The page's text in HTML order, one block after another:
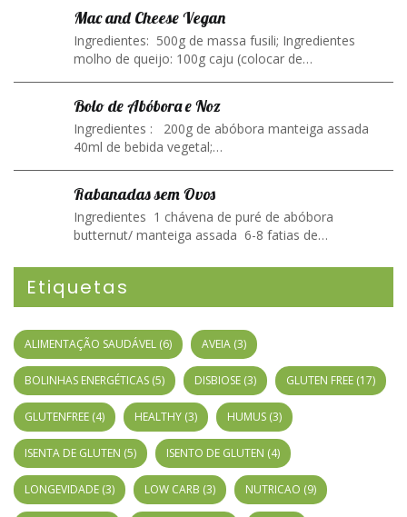
Mac and Cheese Vegan
Ingredientes: 500g de massa fusili; Ingredientes
molho de queijo: 100g caju (colocar de…
Bolo de Abóbora e Noz
Ingredientes : 200g de abóbora manteiga assada
40ml de bebida vegetal;…
Rabanadas sem Ovos
Ingredientes 1 chávena de puré de abóbora
butternut/ manteiga assada 6-8 fatias de…
Etiquetas
ALIMENTAÇÃO SAUDÁVEL (6) AVEIA (3)
BOLINHAS ENERGÉTICAS (5) DISBIOSE (3) GLUTEN FREE (17)
GLUTENFREE (4) HEALTHY (3) HUMUS (3)
ISENTA DE GLUTEN (5) ISENTO DE GLUTEN (4)
LONGEVIDADE (3) LOW CARB (3) NUTRICAO (9)